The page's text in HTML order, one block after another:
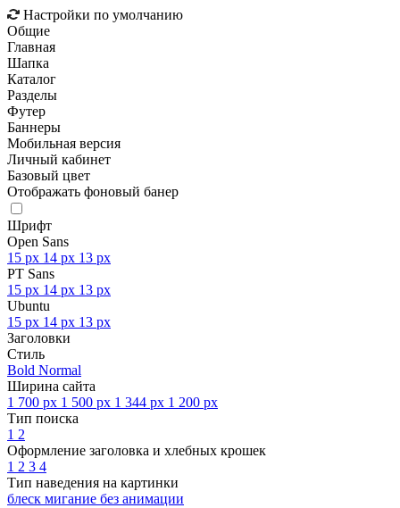
Настройки по умолчанию
Общие
Главная
Шапка
Каталог
Разделы
Футер
Баннеры
Мобильная версия
Личный кабинет
Базовый цвет
Отображать фоновый банер
Шрифт
Open Sans
15 px 14 px 13 px
PT Sans
15 px 14 px 13 px
Ubuntu
15 px 14 px 13 px
Заголовки
Стиль
Bold Normal
Ширина сайта
1 700 px 1 500 px 1 344 px 1 200 px
Тип поиска
1 2
Оформление заголовка и хлебных крошек
1 2 3 4
Тип наведения на картинки
блеск мигание без анимации